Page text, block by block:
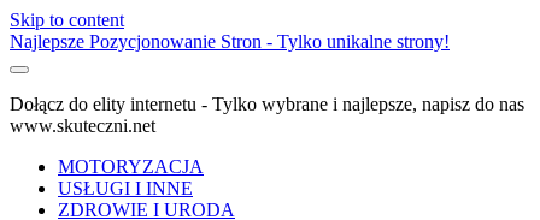
Skip to content
Najlepsze Pozycjonowanie Stron - Tylko unikalne strony!
Dołącz do elity internetu - Tylko wybrane i najlepsze, napisz do nas
www.skuteczni.net
MOTORYZACJA
USŁUGI I INNE
ZDROWIE I URODA